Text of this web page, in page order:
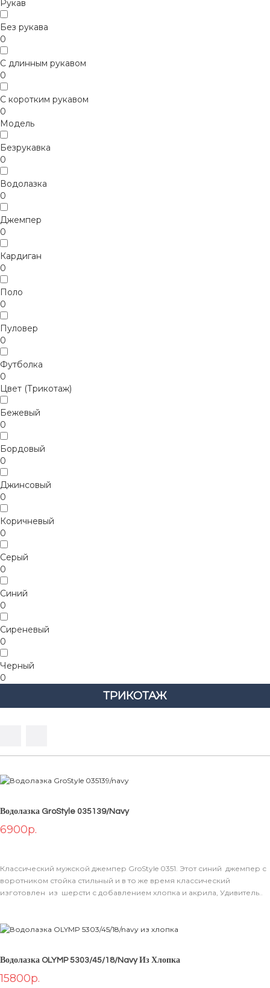
Рукав
Без рукава
0
С длинным рукавом
0
С коротким рукавом
0
Модель
Безрукавка
0
Водолазка
0
Джемпер
0
Кардиган
0
Поло
0
Пуловер
0
Футболка
0
Цвет (Трикотаж)
Бежевый
0
Бордовый
0
Джинсовый
0
Коричневый
0
Серый
0
Синий
0
Сиреневый
0
Черный
0
ТРИКОТАЖ
Водолазка GroStyle 035139/navy
6900р.
Классический мужской джемпер GroStyle 0351. Этот синий джемпер с
воротником стойка стильный и в то же время классический
изготовлен из шерсти с добавлением хлопка и акрила, Удивитель..
Водолазка OLYMP 5303/45/18/navy Из Хлопка
15800р.